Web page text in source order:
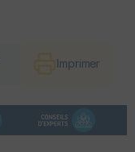
Imprimer